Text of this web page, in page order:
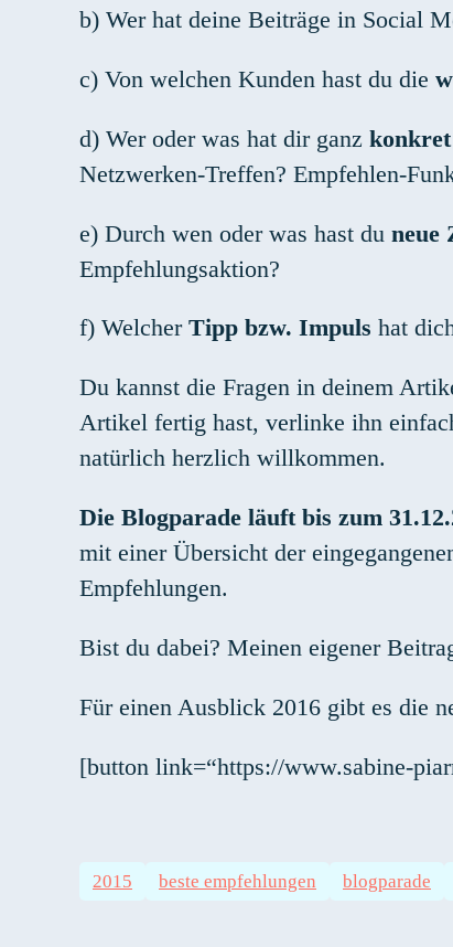
b) Wer hat deine Beiträge in Social
c) Von welchen Kunden hast du die
d) Wer oder was hat dir ganz
Netzwerken-Treffen? Empfehlen-
e) Durch wen oder was hast du neue
Empfehlungsaktion?
f) Welcher Tipp bzw. Impuls hat
Du kannst die Fragen in deinem
Artikel fertig hast, verlinke ihn
natürlich herzlich willkommen.
Die Blogparade läuft bis zum
mit einer Übersicht der
Empfehlungen.
Bist du dabei? Meinen eigener
Für einen Ausblick 2016 gibt es die
[button link=“https://www.sabine-
2015 beste empfehlungen blogparade